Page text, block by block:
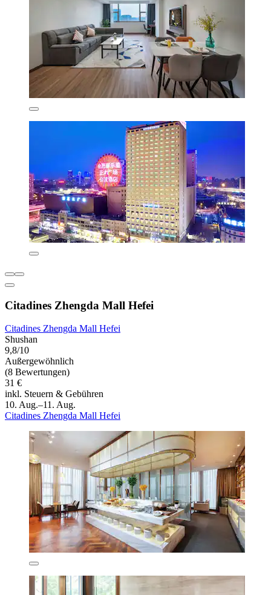
Citadines Zhengda Mall Hefei
Citadines Zhengda Mall Hefei
Shushan
9,8/10
Außergewöhnlich
(8 Bewertungen)
31 €
inkl. Steuern & Gebühren
10. Aug.–11. Aug.
Citadines Zhengda Mall Hefei